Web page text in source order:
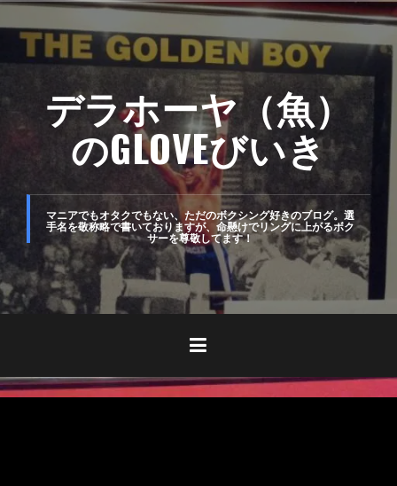
ン
キ
プ
デラホーヤ（魚）
のGLOVEびいき
マニアでもオタクでもない、ただのボクシング好きのブログ。選
手名を敬称略で書いておりますが、命懸けでリングに上がるボク
サーを尊敬してます！